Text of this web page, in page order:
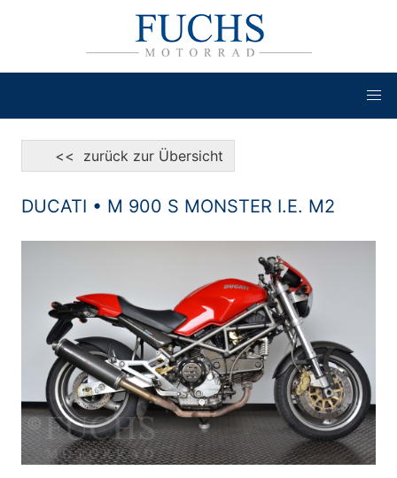
<< zurück zur Übersicht
DUCATI • M 900 S MONSTER I.E. M2